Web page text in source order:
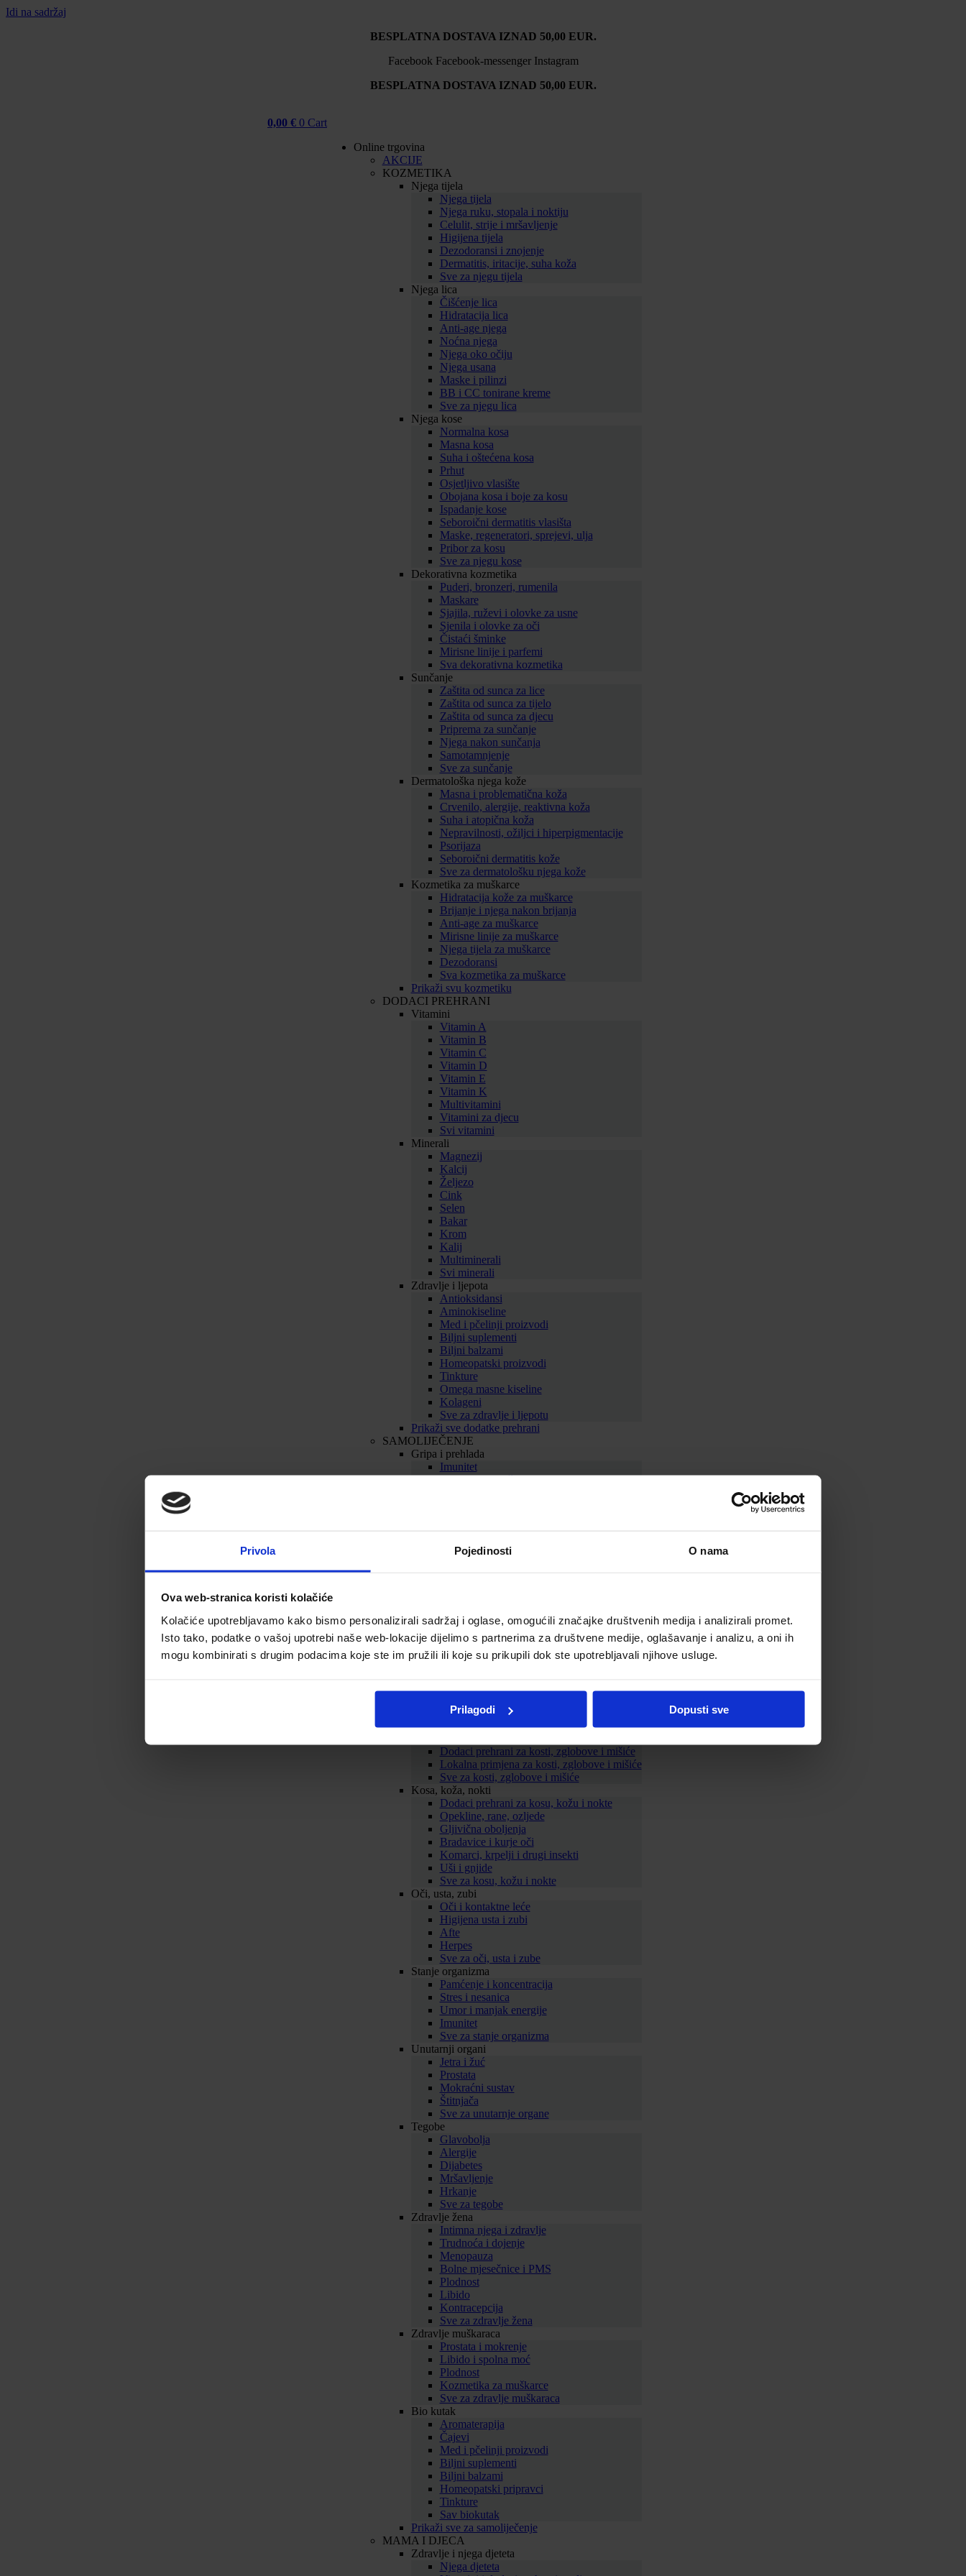
Privola Pojedinosti O nama
Ova web-stranica koristi kolačiće
Kolačiće upotrebljavamo kako bismo personalizirali sadržaj i oglase, omogućili značajke društvenih medija i analizirali promet.
Isto tako, podatke o vašoj upotrebi naše web-lokacije dijelimo s partnerima za društvene medije, oglašavanje i analizu, a oni ih
mogu kombinirati s drugim podacima koje ste im pružili ili koje su prikupili dok ste upotrebljavali njihove usluge.
Prilagodi Dopusti sve
Idi na sadržaj
BESPLATNA DOSTAVA IZNAD 50,00 EUR.
Facebook Facebook-messenger Instagram
BESPLATNA DOSTAVA IZNAD 50,00 EUR.
0,00 € 0 Cart
Online trgovina
AKCIJE
KOZMETIKA
Njega tijela
Njega tijela
Njega ruku, stopala i noktiju
Celulit, strije i mršavljenje
Higijena tijela
Dezodoransi i znojenje
Dermatitis, iritacije, suha koža
Sve za njegu tijela
Njega lica
Čišćenje lica
Hidratacija lica
Anti-age njega
Noćna njega
Njega oko očiju
Njega usana
Maske i pilinzi
BB i CC tonirane kreme
Sve za njegu lica
Njega kose
Normalna kosa
Masna kosa
Suha i oštećena kosa
Prhut
Osjetljivo vlasište
Obojana kosa i boje za kosu
Ispadanje kose
Seboroični dermatitis vlasišta
Maske, regeneratori, sprejevi, ulja
Pribor za kosu
Sve za njegu kose
Dekorativna kozmetika
Puderi, bronzeri, rumenila
Maskare
Sjajila, ruževi i olovke za usne
Sjenila i olovke za oči
Čistaći šminke
Mirisne linije i parfemi
Sva dekorativna kozmetika
Sunčanje
Zaštita od sunca za lice
Zaštita od sunca za tijelo
Zaštita od sunca za djecu
Priprema za sunčanje
Njega nakon sunčanja
Samotamnjenje
Sve za sunčanje
Dermatološka njega kože
Masna i problematična koža
Crvenilo, alergije, reaktivna koža
Suha i atopična koža
Nepravilnosti, ožiljci i hiperpigmentacije
Psorijaza
Seboroični dermatitis kože
Sve za dermatološku njega kože
Kozmetika za muškarce
Hidratacija kože za muškarce
Brijanje i njega nakon brijanja
Anti-age za muškarce
Mirisne linije za muškarce
Njega tijela za muškarce
Dezodoransi
Sva kozmetika za muškarce
Prikaži svu kozmetiku
DODACI PREHRANI
Vitamini
Vitamin A
Vitamin B
Vitamin C
Vitamin D
Vitamin E
Vitamin K
Multivitamini
Vitamini za djecu
Svi vitamini
Minerali
Magnezij
Kalcij
Željezo
Cink
Selen
Bakar
Krom
Kalij
Multiminerali
Svi minerali
Zdravlje i ljepota
Antioksidansi
Aminokiseline
Med i pčelinji proizvodi
Biljni suplementi
Biljni balzami
Homeopatski proizvodi
Tinkture
Omega masne kiseline
Kolageni
Sve za zdravlje i ljepotu
Prikaži sve dodatke prehrani
SAMOLIJEČENJE
Gripa i prehlada
Imunitet
Bolno grlo i kašalj
Srce
Cirkulacija
Probava
Želučane tegobe
Zatvor
Proljev
ORS
Sve za probavu
Dodaci prehrani za kosti, zglobove i mišiće
Lokalna primjena za kosti, zglobove i mišiće
Sve za kosti, zglobove i mišiće
Kosa, koža, nokti
Dodaci prehrani za kosu, kožu i nokte
Opekline, rane, ozljede
Gljivična oboljenja
Bradavice i kurje oči
Komarci, krpelji i drugi insekti
Uši i gnjide
Sve za kosu, kožu i nokte
Oči, usta, zubi
Oči i kontaktne leće
Higijena usta i zubi
Afte
Herpes
Sve za oči, usta i zube
Stanje organizma
Pamćenje i koncentracija
Stres i nesanica
Umor i manjak energije
Imunitet
Sve za stanje organizma
Unutarnji organi
Jetra i žuć
Prostata
Mokraćni sustav
Štitnjača
Sve za unutarnje organe
Tegobe
Glavobolja
Alergije
Dijabetes
Mršavljenje
Hrkanje
Sve za tegobe
Zdravlje žena
Intimna njega i zdravlje
Trudnoća i dojenje
Menopauza
Bolne mjesečnice i PMS
Plodnost
Libido
Kontracepcija
Sve za zdravlje žena
Zdravlje muškaraca
Prostata i mokrenje
Libido i spolna moć
Plodnost
Kozmetika za muškarce
Sve za zdravlje muškaraca
Bio kutak
Aromaterapija
Čajevi
Med i pčelinji proizvodi
Biljni suplementi
Biljni balzami
Homeopatski pripravci
Tinkture
Sav biokutak
Prikaži sve za samoliječenje
MAMA I DJECA
Zdravlje i njega djeteta
Njega djeteta